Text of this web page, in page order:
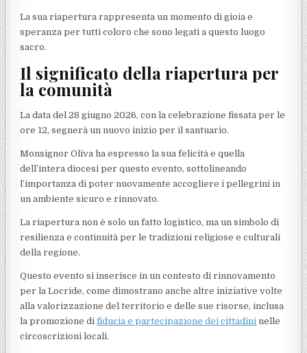
La sua riapertura rappresenta un momento di gioia e
speranza per tutti coloro che sono legati a questo luogo
sacro.
Il significato della riapertura per
la comunità
La data del 28 giugno 2026, con la celebrazione fissata per le
ore 12, segnerà un nuovo inizio per il santuario.
Monsignor Oliva ha espresso la sua felicità e quella
dell’intera diocesi per questo evento, sottolineando
l’importanza di poter nuovamente accogliere i pellegrini in
un ambiente sicuro e rinnovato.
La riapertura non è solo un fatto logistico, ma un simbolo di
resilienza e continuità per le tradizioni religiose e culturali
della regione.
Questo evento si inserisce in un contesto di rinnovamento
per la Locride, come dimostrano anche altre iniziative volte
alla valorizzazione del territorio e delle sue risorse, inclusa
la promozione difiducia e partecipazione dei cittadini nelle
circoscrizioni locali.